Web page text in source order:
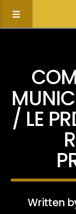
Current track
Title
/ LE
Written